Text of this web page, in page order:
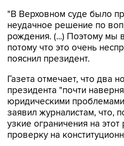
"В Верховном суде было
неудачное решение по
рождения. (...) Поэтому мы
потому что это очень
пояснил президент.
Газета отмечает, что два
президента "почти
юридическими
заявил журналистам, что,
узкие ограничения на этот
проверку на